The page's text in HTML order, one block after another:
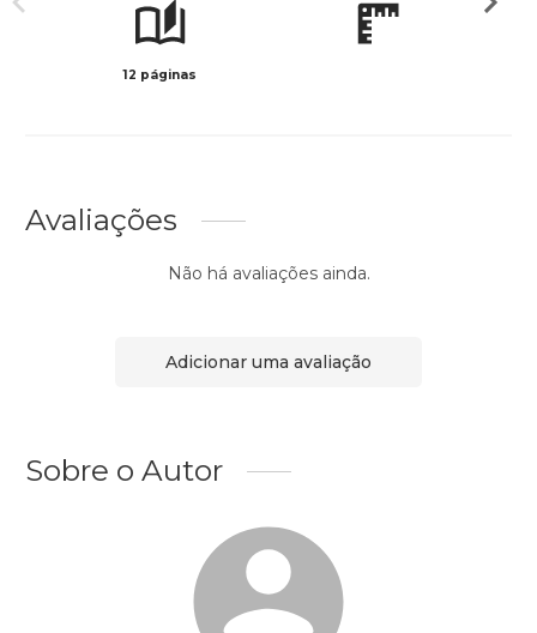
12 páginas
Avaliações
Não há avaliações ainda.
Adicionar uma avaliação
Sobre o Autor